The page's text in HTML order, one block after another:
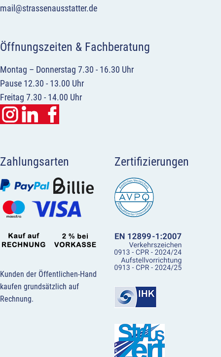
mail@strassenausstatter.de
Öffnungszeiten & Fachberatung
Montag – Donnerstag 7.30 - 16.30 Uhr
Pause 12.30 - 13.00 Uhr
Freitag 7.30 - 14.00 Uhr
Zahlungsarten
Kunden der Öffentlichen-Hand
kaufen grundsätzlich auf
Rechnung.
Zertifizierungen